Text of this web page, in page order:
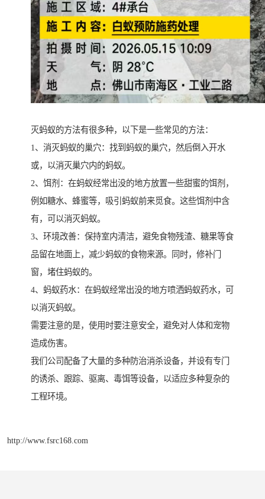
灭蚂蚁的方法有很多种，以下是一些常见的方法：
1、消灭蚂蚁的巢穴：找到蚂蚁的巢穴，然后倒入开水
或，以消灭巢穴内的蚂蚁。
2、饵剂：在蚂蚁经常出没的地方放置一些甜蜜的饵剂，
例如糖水、蜂蜜等，吸引蚂蚁前来觅食。这些饵剂中含
有，可以消灭蚂蚁。
3、环境改善：保持室内清洁，避免食物残渣、糖果等食
品留在地面上，减少蚂蚁的食物来源。同时，修补门
窗，堵住蚂蚁的。
4、蚂蚁药水：在蚂蚁经常出没的地方喷洒蚂蚁药水，可
以消灭蚂蚁。
需要注意的是，使用时要注意安全，避免对人体和宠物
造成伤害。
我们公司配备了大量的多种防治消杀设备，并设有专门
的诱杀、跟踪、驱离、毒饵等设备，以适应多种复杂的
工程环境。
http://www.fsrc168.com